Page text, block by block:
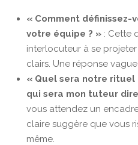
« Comment définissez-
votre équipe ? » : Cette
interlocuteur à se
clairs. Une réponse
« Quel sera notre
qui sera mon tuteur
vous attendez un
claire suggère que vous
même.